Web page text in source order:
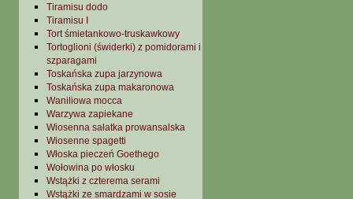
Tiramisu dodo
Tiramisu I
Tort śmietankowo-truskawkowy
Tortoglioni (świderki) z pomidorami i
szparagami
Toskańska zupa jarzynowa
Toskańska zupa makaronowa
Waniliowa mocca
Warzywa zapiekane
Wiosenna sałatka prowansalska
Wiosenne spagetti
Włoska pieczeń Goethego
Wołowina po włosku
Wstążki z czterema serami
Wstążki ze smardzami w sosie